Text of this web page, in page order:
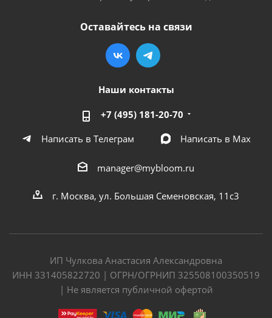
Оставайтесь на связи
Наши контакты
+7 (495) 181-20-70
Написать в Телеграм
Написать в Мах
manager@mybloom.ru
г. Москва, ул. Большая Семеновская, 11с3
ИП Чулкова Анастасия Александровна
ИНН 331405822720 | ОГРН/ОГРНИП 325508100350519
| Не является публичной офертой